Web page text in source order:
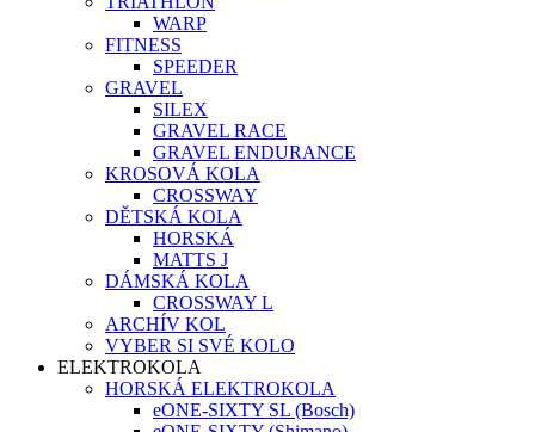
WARP
FITNESS
SPEEDER
GRAVEL
SILEX
GRAVEL RACE
GRAVEL ENDURANCE
KROSOVÁ KOLA
CROSSWAY
DĚTSKÁ KOLA
HORSKÁ
MATTS J
DÁMSKÁ KOLA
CROSSWAY L
ARCHÍV KOL
VYBER SI SVÉ KOLO
ELEKTROKOLA
HORSKÁ ELEKTROKOLA
eONE-SIXTY SL (Bosch)